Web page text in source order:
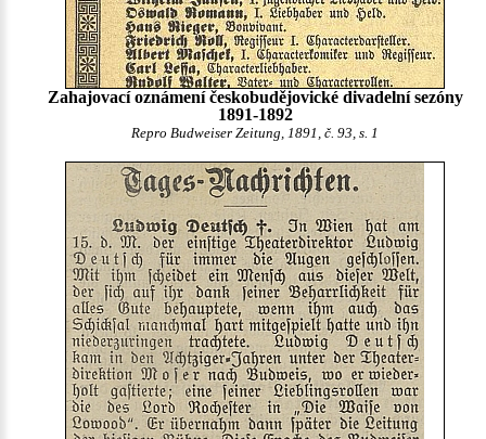
Zahajovací oznámení českobudějovické divadelní sezóny
1891-1892
Repro Budweiser Zeitung, 1891, č. 93, s. 1